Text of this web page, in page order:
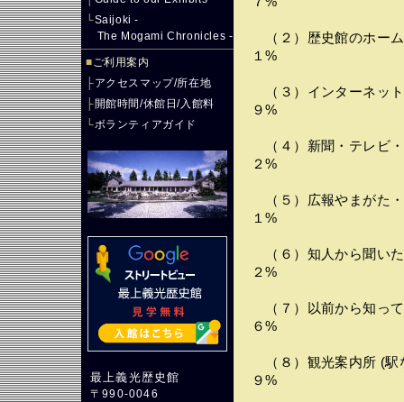
└Saijoki -
The Mogami Chronicles -
■ご利用案内
├アクセスマップ/所在地
├開館時間/休館日/入館料
└ボランティアガイド
最上義光歴史館
〒990-0046
（２）歴史館のホー
１%
（３）インターネッ
９%
（４）新聞・テレビ
２%
（５）広報やまがた
１%
（６）知人から聞い
２%
（７）以前から知っ
６%
（８）観光案内所 (駅
９%